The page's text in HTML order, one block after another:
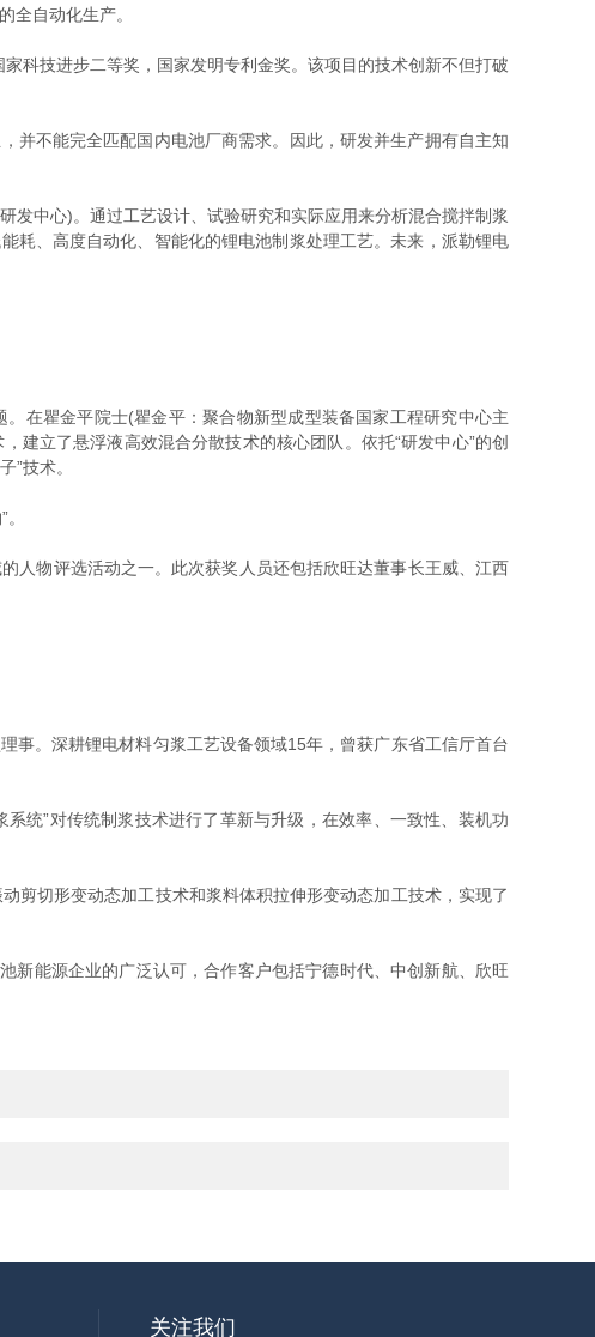
全自动化生产。
科技进步二等奖，国家发明专利金奖。该项目的技术创新不但打破
不能完全匹配国内电池厂商需求。因此，研发并生产拥有自主知
中心)。通过工艺设计、试验研究和实际应用来分析混合搅拌制浆
耗、高度自动化、智能化的锂电池制浆处理工艺。未来，派勒锂电
在瞿金平院士(瞿金平：聚合物新型成型装备国家工程研究中心主
建立了悬浮液高效混合分散技术的核心团队。依托“研发中心”的创
”技术。
物评选活动之一。此次获奖人员还包括欣旺达董事长王威、江西
。深耕锂电材料匀浆工艺设备领域15年，曾获广东省工信厅首台
统”对传统制浆技术进行了革新与升级，在效率、一致性、装机功
切形变动态加工技术和浆料体积拉伸形变动态加工技术，实现了
能源企业的广泛认可，合作客户包括宁德时代、中创新航、欣旺
关注我们